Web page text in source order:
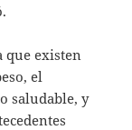
que existen
el
saludable, y